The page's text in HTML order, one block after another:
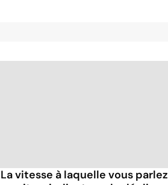
La vitesse à laquelle vous parlez